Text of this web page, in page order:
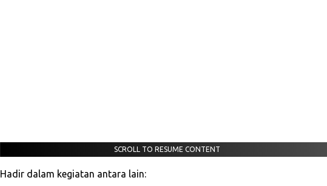
SCROLL TO RESUME CONTENT
Hadir dalam kegiatan antara lain: